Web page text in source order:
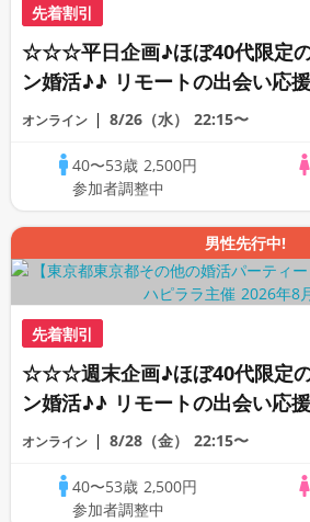
先着割引
☆☆☆平日企画♪ほぼ40代限定
ン婚活♪♪ リモートの出会い応
ちで乾杯しませんか♪♪ ☆全国の
PARTY!!
オンライン 8/26（水） 22:15〜
40〜53歳 2,500円
参加者調整中
男性先行中!
先着割引
☆☆☆週末企画♪ほぼ40代限定
ン婚活♪♪ リモートの出会い応
ちで乾杯しませんか♪♪ ☆全国の
PARTY!!
オンライン 8/28（金） 22:15〜
40〜53歳 2,500円
参加者調整中